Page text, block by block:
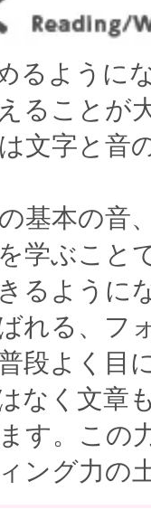
るように
ることが
文字と音
基本の音
学ぶこと
るように
れる、フ
段よく目
なく文章
す。この
ング力の